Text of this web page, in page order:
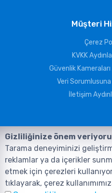
Müşteri
Çerez
KVKK
Güvenlik
Veri
İletişim
©2026, Tüm Hakları ANIL
Gizliliğinize önem
Tarama deneyiminizi
reklamlar ya da içerikler
etmek için çerezleri
tıklayarak, çerez